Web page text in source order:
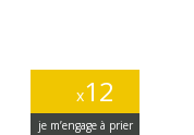
x12
je m’engage à prier